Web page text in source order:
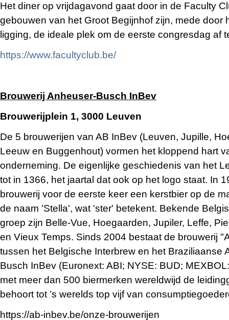
Het diner op vrijdagavond gaat door in de Faculty
gebouwen van het Groot Begijnhof zijn, mede door
ligging, de ideale plek om de eerste congresdag af
https://www.facultyclub.be/
Brouwerij Anheuser-Busch InBev
Brouwerijplein 1, 3000 Leuven
De 5 brouwerijen van AB InBev (Leuven, Jupille,
Leeuw en Buggenhout) vormen het kloppend hart
onderneming. De eigenlijke geschiedenis van het
tot in 1366, het jaartal dat ook op het logo staat. In
brouwerij voor de eerste keer een kerstbier op de
de naam 'Stella', wat 'ster' betekent. Bekende
groep zijn Belle-Vue, Hoegaarden, Jupiler, Leffe,
en Vieux Temps. Sinds 2004 bestaat de brouwerij
tussen het Belgische Interbrew en het Braziliaanse
Busch InBev (Euronext: ABI; NYSE: BUD;
met meer dan 500 biermerken wereldwijd de
behoort tot ’s werelds top vijf van
https://ab-inbev.be/onze-brouwerijen